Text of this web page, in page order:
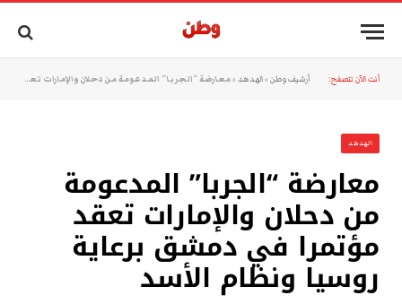
أنت الآن تتصفح: أرشيف وطن »الهدهد »معارضة “الجربا” المدعومة من دحلان والإمارات تعقد مؤتمرا في دمشق برعاية روسيا ونظام الأسد
الهدهد
معارضة “الجربا” المدعومة
من دحلان والإمارات تعقد
مؤتمرا في دمشق برعاية
روسيا ونظام الأسد